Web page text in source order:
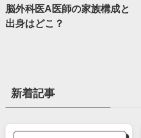
脳外科医A医師の家族構成と
出身はどこ？
新着記事